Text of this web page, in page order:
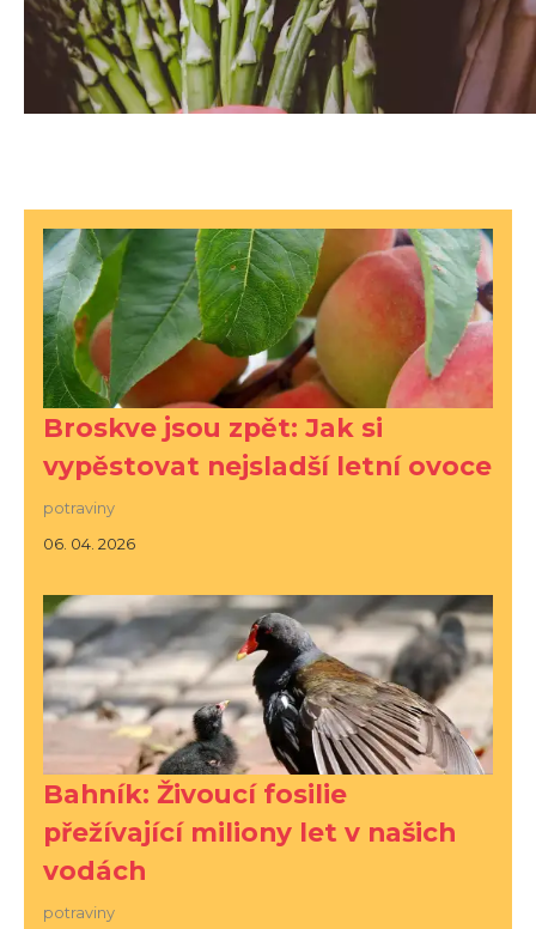
Broskve jsou zpět: Jak si
vypěstovat nejsladší letní ovoce
potraviny
06. 04. 2026
Bahník: Živoucí fosilie
přežívající miliony let v našich
vodách
potraviny